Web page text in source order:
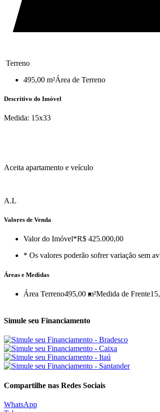
Terreno
495,00 m²Área de Terreno
Descritivo do Imóvel
Medida: 15x33
Aceita apartamento e veículo
A.L
Valores de Venda
Valor do Imóvel*R$ 425.000,00
* Os valores poderão sofrer variação sem
Áreas e Medidas
Área Terreno495,00 m²Medida de Frente
Simule seu Financiamento
Compartilhe nas Redes Sociais
WhatsApp